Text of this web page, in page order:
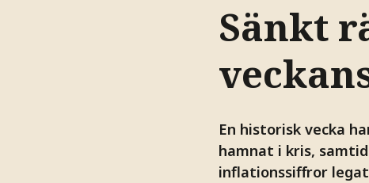
Sänkt
En historisk vecka
hamnat i kris,
inflationssiffror